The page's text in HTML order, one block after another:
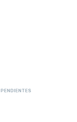
PENDIENTES